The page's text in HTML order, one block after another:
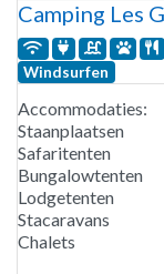
Camping Les
Windsurfen
Accommodaties:
Staanplaatsen
Safaritenten
Bungalowtenten
Lodgetenten
Stacaravans
Chalets